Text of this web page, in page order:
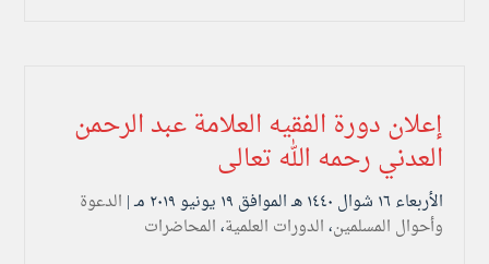
إعلان دورة الفقيه العلامة عبد الرحمن
العدني رحمه الله تعالى
الأربعاء ۱٦ شوال ۱٤٤۰ هـ الموافق ۱۹ يونيو ۲۰۱۹ مـ |
الدعوة
وأحوال المسلمين،الدورات العلمية،المحاضرات